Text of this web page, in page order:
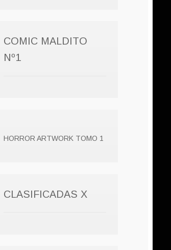
COMIC MALDITO
Nº1
HORROR ARTWORK TOMO 1
CLASIFICADAS X